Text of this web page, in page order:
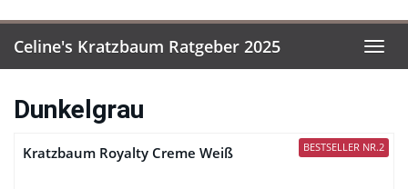
Celine's Kratzbaum Ratgeber 2025
Dunkelgrau
BESTSELLER NR.2
Kratzbaum Royalty Creme Weiß